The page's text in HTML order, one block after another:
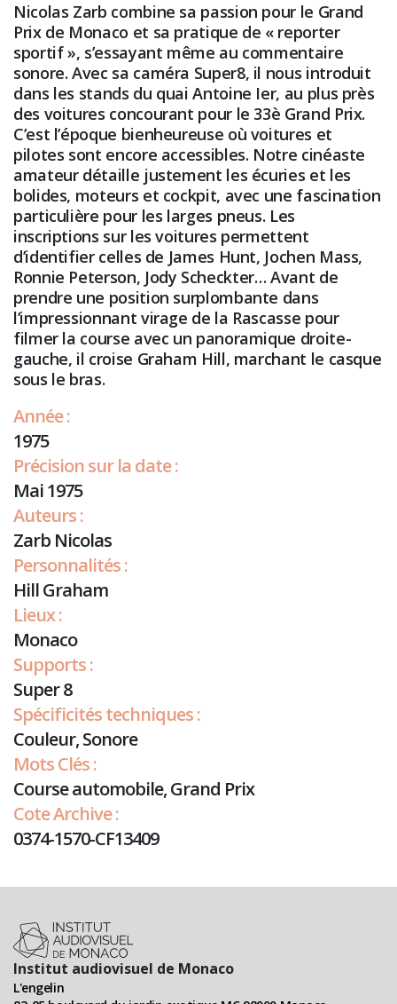
Nicolas Zarb combine sa passion pour le Grand
Prix de Monaco et sa pratique de « reporter
sportif », s’essayant même au commentaire
sonore. Avec sa caméra Super8, il nous introduit
dans les stands du quai Antoine Ier, au plus près
des voitures concourant pour le 33è Grand Prix.
C’est l’époque bienheureuse où voitures et
pilotes sont encore accessibles. Notre cinéaste
amateur détaille justement les écuries et les
bolides, moteurs et cockpit, avec une fascination
particulière pour les larges pneus. Les
inscriptions sur les voitures permettent
d’identifier celles de James Hunt, Jochen Mass,
Ronnie Peterson, Jody Scheckter… Avant de
prendre une position surplombante dans
l’impressionnant virage de la Rascasse pour
filmer la course avec un panoramique droite-
gauche, il croise Graham Hill, marchant le casque
sous le bras.
Année :
1975
Précision sur la date :
Mai 1975
Auteurs :
Zarb Nicolas
Personnalités :
Hill Graham
Lieux :
Monaco
Supports :
Super 8
Spécificités techniques :
Couleur, Sonore
Mots Clés :
Course automobile, Grand Prix
Cote Archive :
0374-1570-CF13409
Institut audiovisuel de Monaco
L'engelin